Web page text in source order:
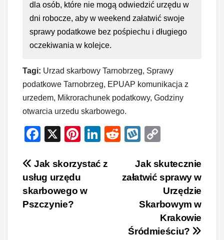
dla osób, które nie mogą odwiedzić urzędu w
dni robocze, aby w weekend załatwić swoje
sprawy podatkowe bez pośpiechu i długiego
oczekiwania w kolejce.
Tagi: Urzad skarbowy Tarnobrzeg, Sprawy
podatkowe Tarnobrzeg, EPUAP komunikacja z
urzedem, Mikrorachunek podatkowy, Godziny
otwarcia urzedu skarbowego.
F
c
e
b
X
Pi
er
st
Li
k
R
di
W
o
p
p
y
Li
n
k
Nawigacja
wpisu
Jak skutecznie
załatwić sprawy w
Urzędzie
Skarbowym w
Krakowie
Śródmieściu?
Jak skorzystać z
usług urzędu
skarbowego w
Pszczynie?